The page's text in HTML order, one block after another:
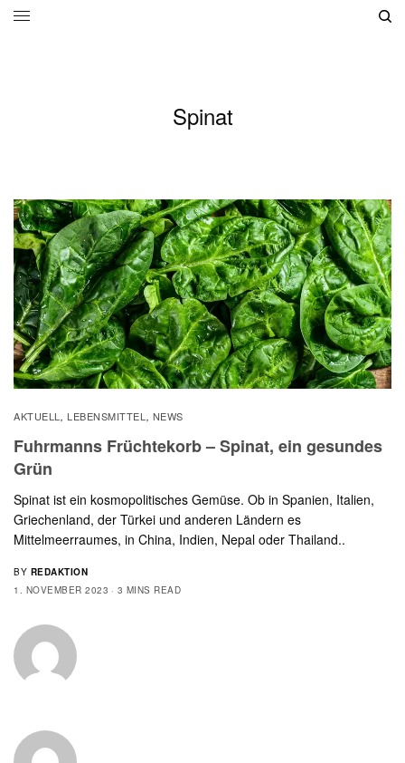
Spinat
AKTUELL , LEBENSMITTEL , NEWS
Fuhrmanns Früchtekorb – Spinat, ein gesundes
Grün
Spinat ist ein kosmopolitisches Gemüse. Ob in Spanien, Italien,
Griechenland, der Türkei und anderen Ländern es
Mittelmeerraumes, in China, Indien, Nepal oder Thailand..
BY REDAKTION
1. NOVEMBER 2023
3 MINS READ